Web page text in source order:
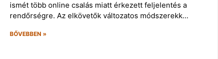
ismét több online csalás miatt érkezett feljelentés a
rendőrségre. Az elkövetők változatos módszerekk…
BŐVEBBEN »